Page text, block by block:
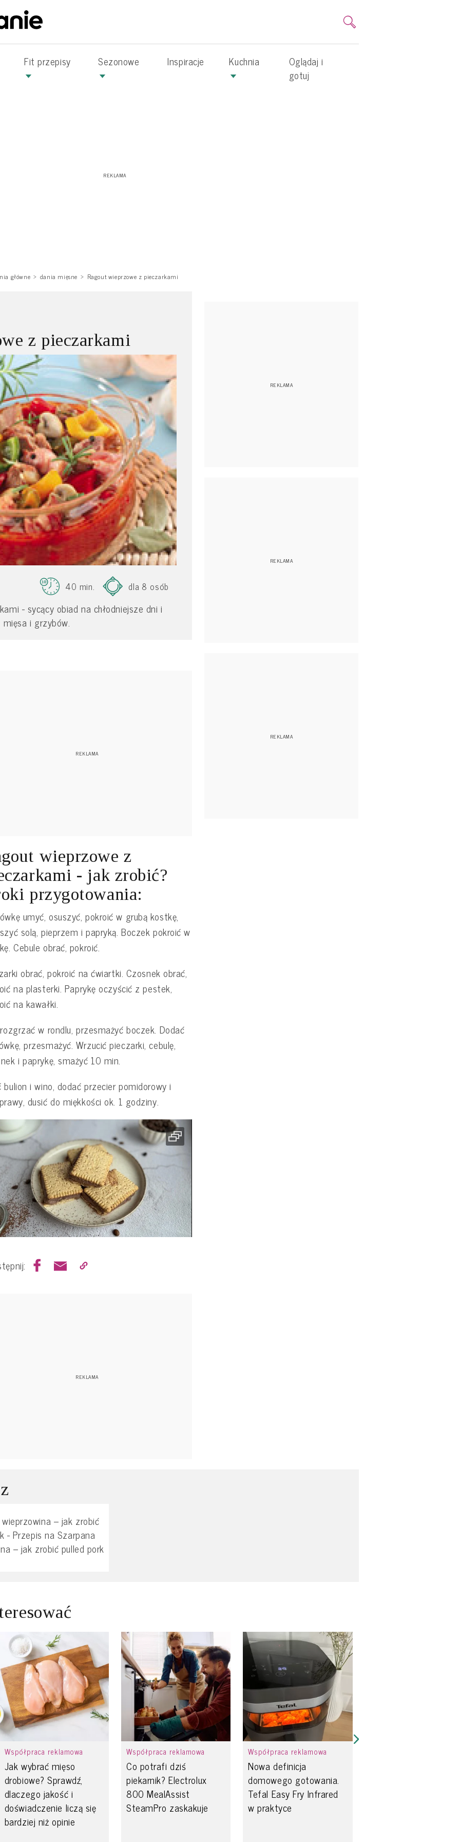
Fit przepisy Sezonowe Inspiracje Kuchnia
Oglądaj i
gotuj
główne dania mięsne Ragout wieprzowe z pieczarkami
z pieczarkami
40 min. dla 8 osób
- sycący obiad na chłodniejsze dni i
i grzybów.
wieprzowe z
- jak zrobić?
przygotowania:
umyć, osuszyć, pokroić w grubą kostkę,
solą, pieprzem i papryką. Boczek pokroić w
Cebule obrać, pokroić.
obrać, pokroić na ćwiartki. Czosnek obrać,
na plasterki. Paprykę oczyścić z pestek,
na kawałki.
w rondlu, przesmażyć boczek. Dodać
przesmażyć. Wrzucić pieczarki, cebulę,
i paprykę, smażyć 10 min.
bulion i wino, dodać przecier pomidorowy i
dusić do miękkości ok. 1 godziny.
– jak zrobić
- Przepis na Szarpana
– jak zrobić pulled pork
Współpraca reklamowa
Jak wybrać mięso
drobiowe? Sprawdź,
dlaczego jakość i
doświadczenie liczą się
bardziej niż opinie
Współpraca reklamowa
Co potrafi dziś
piekarnik? Electrolux
800 MealAssist
SteamPro zaskakuje
Współpraca reklamowa
Nowa definicja
domowego gotowania.
Tefal Easy Fry Infrared
w praktyce